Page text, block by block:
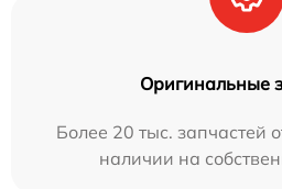
Оригинальные
Более 20 тыс. запчастей
наличии на